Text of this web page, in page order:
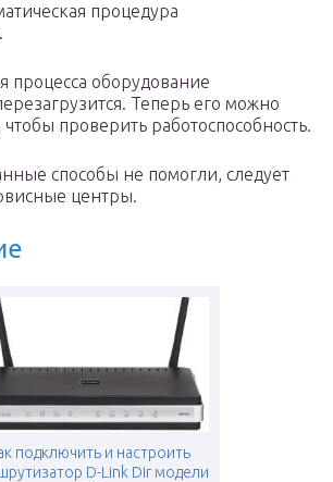
процедура
процесса оборудование
Теперь его можно
чтобы проверить работоспособность.
способы не помогли, следует
центры.
подключить и настроить
D-Link Dir модели